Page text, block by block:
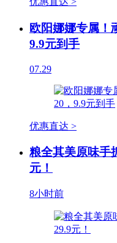
欧阳娜娜专属！
9.9元到手
07.29
优惠直达 >
粮全其美原味手
元！
8小时前